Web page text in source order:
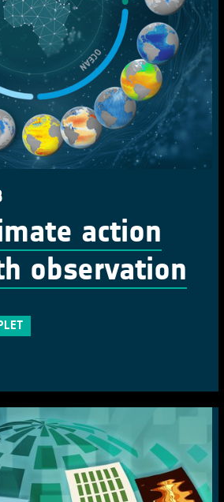
action
observation